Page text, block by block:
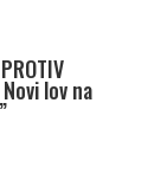
Novi lov na